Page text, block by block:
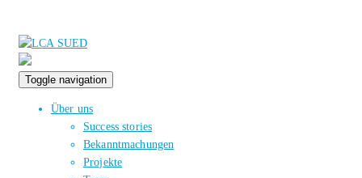
Toggle navigation
Über uns
Success stories
Bekanntmachungen
Projekte